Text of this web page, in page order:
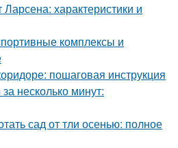
характеристики и
комплексы и
пошаговая инструкция
несколько минут:
сад от тли осенью: полное